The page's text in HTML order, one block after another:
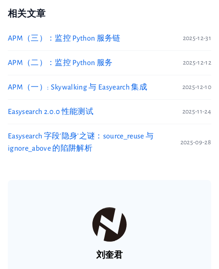
相关文章
APM（三）：监控 Python 服务链 2025-12-31
APM（二）：监控 Python 服务 2025-12-12
APM（一）: Skywalking 与 Easyearch 集成 2025-12-10
Easysearch 2.0.0 性能测试 2025-11-24
Easysearch 字段'隐身'之谜：source_reuse 与
ignore_above 的陷阱解析
2025-09-28
刘奎君